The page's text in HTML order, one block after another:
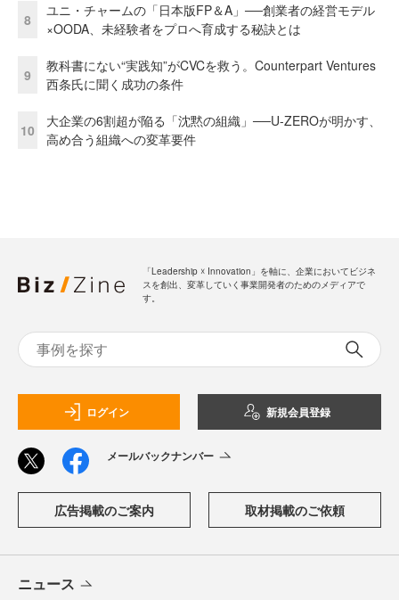
8
ユニ・チャームの「日本版FP＆A」──創業者の経営モデル
×OODA、未経験者をプロへ育成する秘訣とは
9
教科書にない“実践知”がCVCを救う。Counterpart Ventures
西条氏に聞く成功の条件
10
大企業の6割超が陥る「沈黙の組織」──U-ZEROが明かす、
高め合う組織への変革要件
「Leadership ☓ Innovation」を軸に、企業においてビジネ
スを創出、変革していく事業開発者のためのメディアで
す。
ログイン 新規会員登録
メールバックナンバー
広告掲載のご案内 取材掲載のご依頼
ニュース